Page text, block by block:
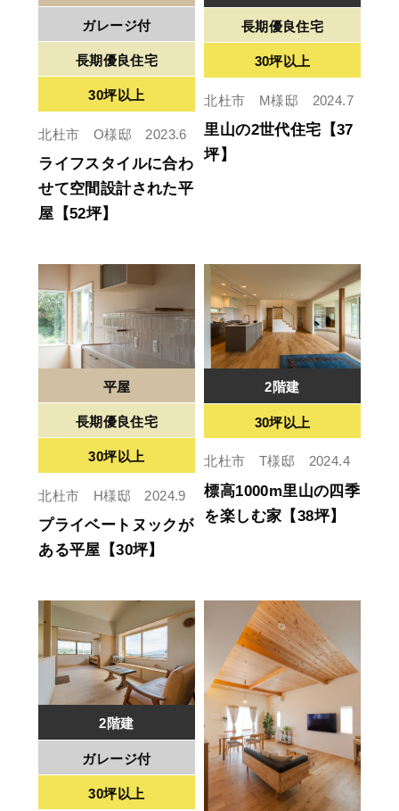
ガレージ付
長期優良住宅
30坪以上
北杜市 O様邸 2023.6
ライフスタイルに合わ
せて空間設計された平
屋【52坪】
長期優良住宅
30坪以上
北杜市 M様邸 2024.7
里山の2世代住宅【37
坪】
平屋
長期優良住宅
30坪以上
北杜市 H様邸 2024.9
プライベートヌックが
ある平屋【30坪】
2階建
30坪以上
北杜市 T様邸 2024.4
標高1000m里山の四季
を楽しむ家【38坪】
2階建
ガレージ付
30坪以上